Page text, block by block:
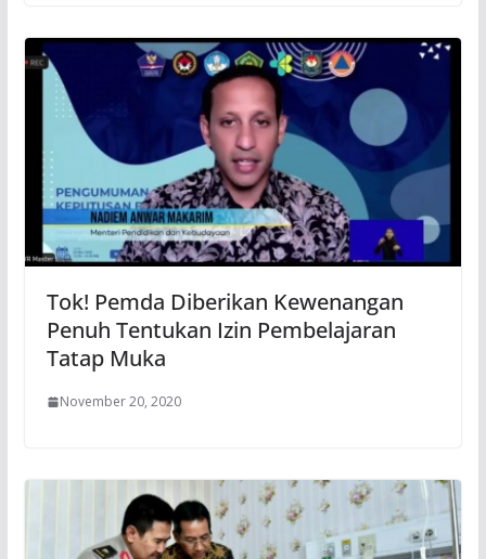
Tok! Pemda Diberikan Kewenangan
Penuh Tentukan Izin Pembelajaran
Tatap Muka
November 20, 2020